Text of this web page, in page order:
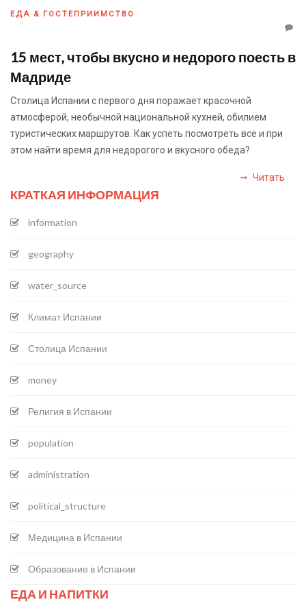
ЕДА & ГОСТЕПРИИМСТВО
15 мест, чтобы вкусно и недорого поесть в
Мадриде
Столица Испании с первого дня поражает красочной
атмосферой, необычной национальной кухней, обилием
туристических маршрутов. Как успеть посмотреть все и при
этом найти время для недорогого и вкусного обеда?
Читать
КРАТКАЯ ИНФОРМАЦИЯ
information
geography
water_source
Климат Испании
Столица Испании
money
Религия в Испании
population
administration
political_structure
Медицина в Испании
Образование в Испании
ЕДА И НАПИТКИ